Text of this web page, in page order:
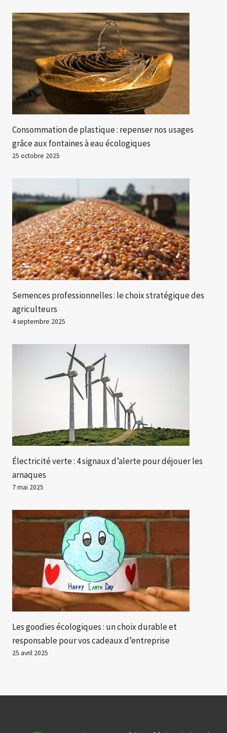
Consommation de plastique : repenser nos usages
grâce aux fontaines à eau écologiques
25 octobre 2025
Semences professionnelles : le choix stratégique des
agriculteurs
4 septembre 2025
Électricité verte : 4 signaux d’alerte pour déjouer les
arnaques
7 mai 2025
Les goodies écologiques : un choix durable et
responsable pour vos cadeaux d’entreprise
25 avril 2025